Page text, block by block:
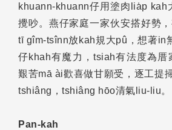
khuann-khuann仔用塗肉lia̍p kah
攪吵。燕仔家庭一家伙安搭好勢
tī gîm-tsînn放kah規大pû，想著in
仔khah有魔力，tsiah有法度為厝
艱苦mā ài歡喜做甘願受，逐工提
tshiâng，tshiâng hōo清氣liu-liu。
Pan-kah